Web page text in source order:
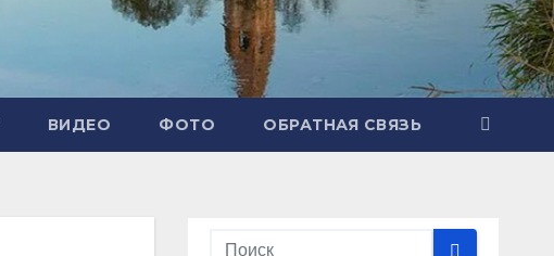
ВИДЕО ФОТО ОБРАТНАЯ СВЯЗЬ